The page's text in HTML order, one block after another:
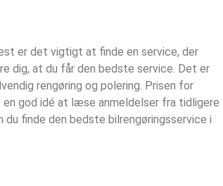
er det vigtigt at finde en service, der
dig, at du får den bedste service. Det er
rengøring og polering. Prisen for
god idé at læse anmeldelser fra tidligere
finde den bedste bilrengøringsservice i